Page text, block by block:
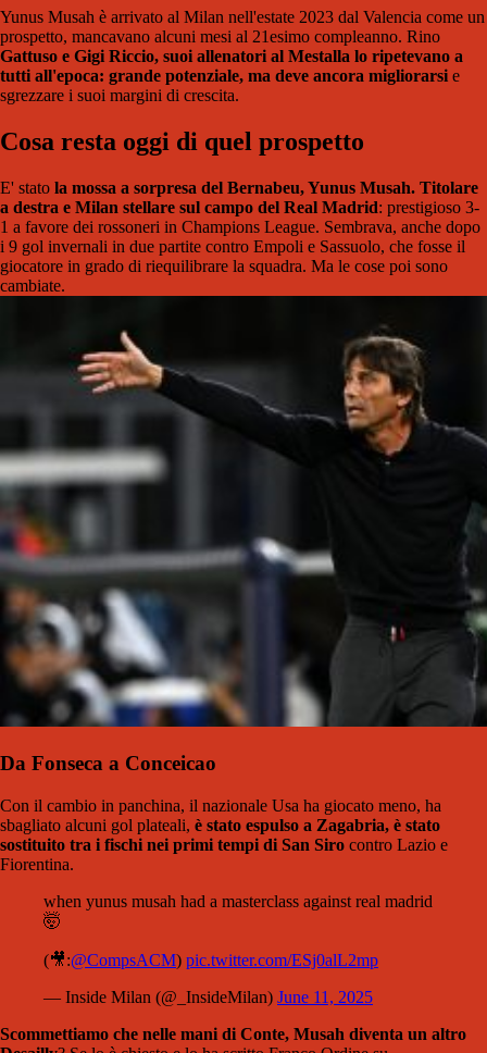
Yunus Musah è arrivato al Milan nell'estate 2023 dal Valencia come un
prospetto, mancavano alcuni mesi al 21esimo compleanno. Rino
Gattuso e Gigi Riccio, suoi allenatori al Mestalla lo ripetevano a
tutti all'epoca: grande potenziale, ma deve ancora migliorarsie
sgrezzare i suoi margini di crescita.
Cosa resta oggi di quel prospetto
E' stato la mossa a sorpresa del Bernabeu, Yunus Musah. Titolare
a destra e Milan stellare sul campo del Real Madrid: prestigioso 3-
1 a favore dei rossoneri in Champions League. Sembrava, anche dopo
i 9 gol invernali in due partite contro Empoli e Sassuolo, che fosse il
giocatore in grado di riequilibrare la squadra. Ma le cose poi sono
cambiate.
Da Fonseca a Conceicao
Con il cambio in panchina, il nazionale Usa ha giocato meno, ha
sbagliato alcuni gol plateali, è stato espulso a Zagabria, è stato
sostituito tra i fischi nei primi tempi di San Siro contro Lazio e
Fiorentina.
when yunus musah had a masterclass against real madrid
🤯
(🎥:@CompsACM) pic.twitter.com/ESj0alL2mp
— Inside Milan (@_InsideMilan) June 11, 2025
Scommettiamo che nelle mani di Conte, Musah diventa un altro